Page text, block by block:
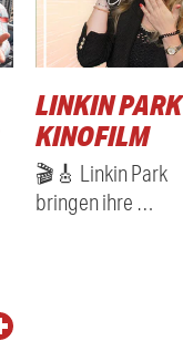
LINKIN PARK
KINOFILM
🎬🎸 Linkin Park
bringen ihre …